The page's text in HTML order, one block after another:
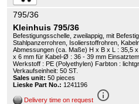
795/36
Kleinhuis 795/36
Befestigungsschelle, zweilappig, mit
Stahlpanzerrohren, Isolierstoffrohren,
Abmessungen (ca. Maße) H x B x L : 35,5
x 6 mm für Kabel-Ø : 36 - 39 mm
Werkstoff : PE (Polyethylen) Farbton :
Verkaufseinheit: 50 ST.
Sales unit: 50 pieces
Lieske Part No.: 1241196
Delivery time on request info_outline